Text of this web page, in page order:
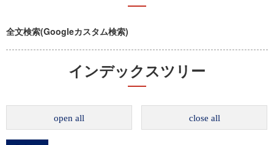
全文検索(Googleカスタム検索)
インデックスツリー
open all close all